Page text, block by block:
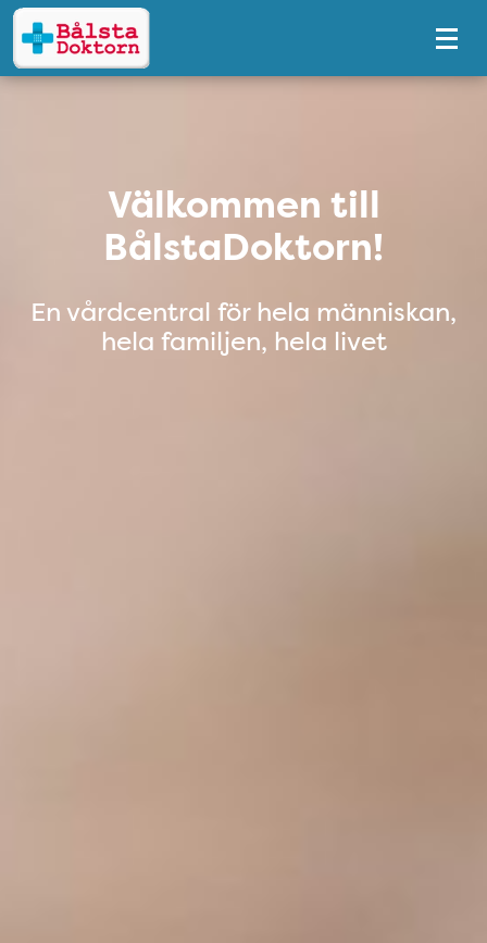
Tillgänglighetsmeny
Välkommen till BålstaDoktorn!
Välkommen till
BålstaDoktorn!
En vårdcentral för hela människan,
hela familjen, hela livet